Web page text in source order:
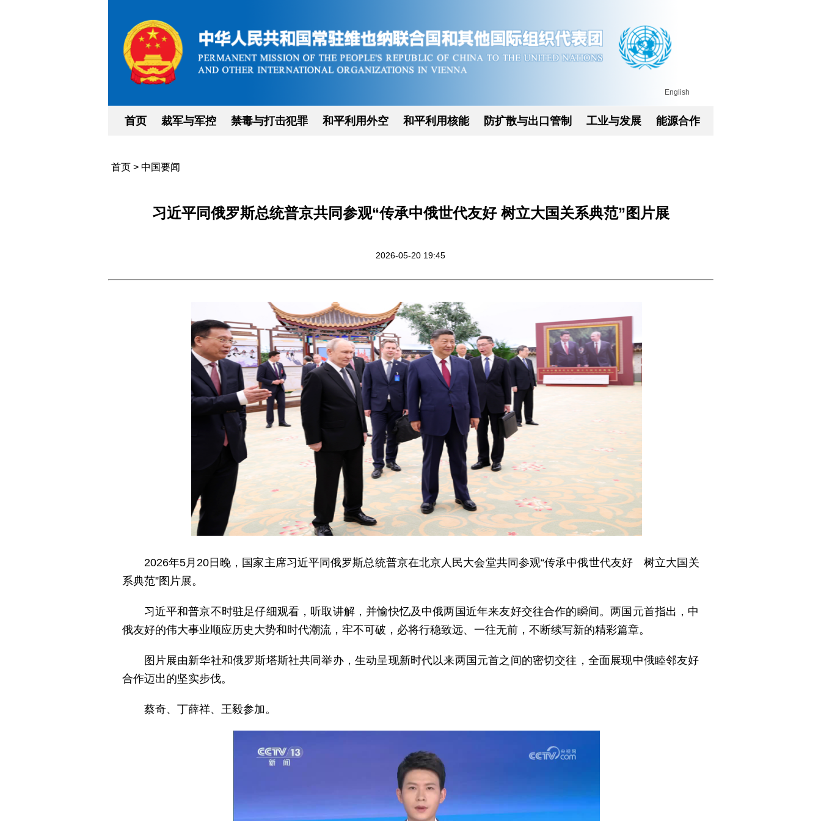
English
首页 裁军与军控 禁毒与打击犯罪 和平利用外空 和平利用核能 防扩散与出口管制 工业与发展 能源合作
首页> 中国要闻
习近平同俄罗斯总统普京共同参观“传承中俄世代友好 树立大国关系典范”图片展
2026-05-20 19:45
2026年5月20日晚，国家主席习近平同俄罗斯总统普京在北京人民大会堂共同参观“传承中俄世代友好 树立大国关
系典范”图片展。
习近平和普京不时驻足仔细观看，听取讲解，并愉快忆及中俄两国近年来友好交往合作的瞬间。两国元首指出，中
俄友好的伟大事业顺应历史大势和时代潮流，牢不可破，必将行稳致远、一往无前，不断续写新的精彩篇章。
图片展由新华社和俄罗斯塔斯社共同举办，生动呈现新时代以来两国元首之间的密切交往，全面展现中俄睦邻友好
合作迈出的坚实步伐。
蔡奇、丁薛祥、王毅参加。